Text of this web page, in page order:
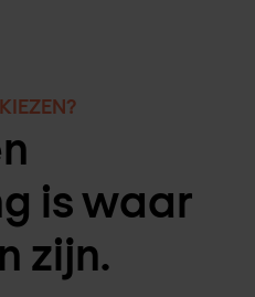
is waar
zijn.